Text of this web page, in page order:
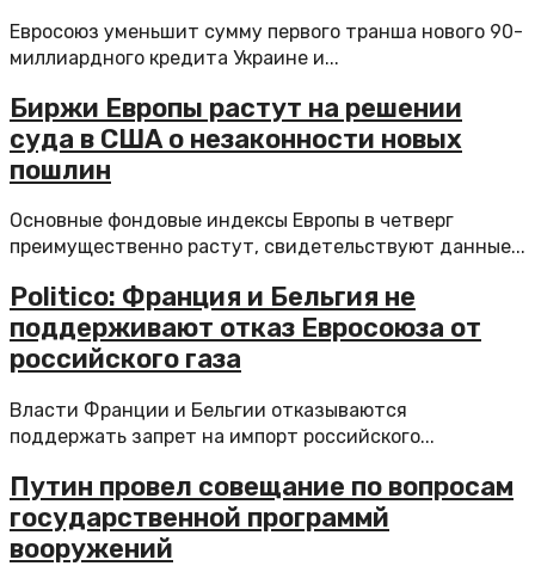
Евросоюз уменьшит сумму первого транша нового 90-
миллиардного кредита Украине и...
Биржи Европы растут на решении
суда в США о незаконности новых
пошлин
Основные фондовые индексы Европы в четверг
преимущественно растут, свидетельствуют данные...
Politico: Франция и Бельгия не
поддерживают отказ Евросоюза от
российского газа
Власти Франции и Бельгии отказываются
поддержать запрет на импорт российского...
Путин провел совещание по вопросам
государственной программй
вооружений